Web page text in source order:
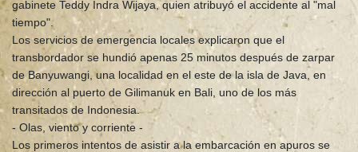
gabinete Teddy Indra Wijaya, quien atribuyó el accidente al "mal
tiempo".
Los servicios de emergencia locales explicaron que el
transbordador se hundió apenas 25 minutos después de zarpar
de Banyuwangi, una localidad en el este de la isla de Java, en
dirección al puerto de Gilimanuk en Bali, uno de los más
transitados de Indonesia.
- Olas, viento y corriente -
Los primeros intentos de asistir a la embarcación en apuros se